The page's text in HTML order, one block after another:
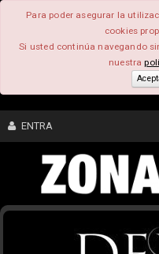
Para poder asegurar la
cookies
Si usted continúa navegando
nuestra
ENTRA
CONTENIDO